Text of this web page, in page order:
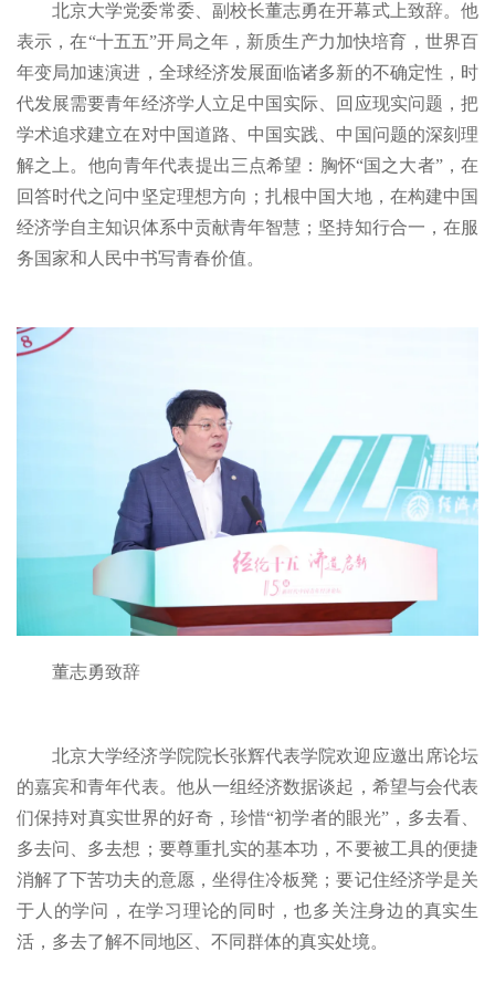
北京大学党委常委、副校长董志勇在开幕式上致辞。他
表示，在“十五五”开局之年，新质生产力加快培育，世界百
年变局加速演进，全球经济发展面临诸多新的不确定性，时
代发展需要青年经济学人立足中国实际、回应现实问题，把
学术追求建立在对中国道路、中国实践、中国问题的深刻理
解之上。他向青年代表提出三点希望：胸怀“国之大者”，在
回答时代之问中坚定理想方向；扎根中国大地，在构建中国
经济学自主知识体系中贡献青年智慧；坚持知行合一，在服
务国家和人民中书写青春价值。
董志勇致辞
北京大学经济学院院长张辉代表学院欢迎应邀出席论坛
的嘉宾和青年代表。他从一组经济数据谈起，希望与会代表
们保持对真实世界的好奇，珍惜“初学者的眼光”，多去看、
多去问、多去想；要尊重扎实的基本功，不要被工具的便捷
消解了下苦功夫的意愿，坐得住冷板凳；要记住经济学是关
于人的学问，在学习理论的同时，也多关注身边的真实生
活，多去了解不同地区、不同群体的真实处境。